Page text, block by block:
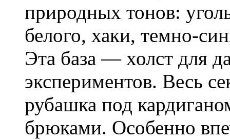
природных тонов:
белого, хаки, темно-
Эта база — холст для
экспериментов. Весь
рубашка под
брюками. Особенно